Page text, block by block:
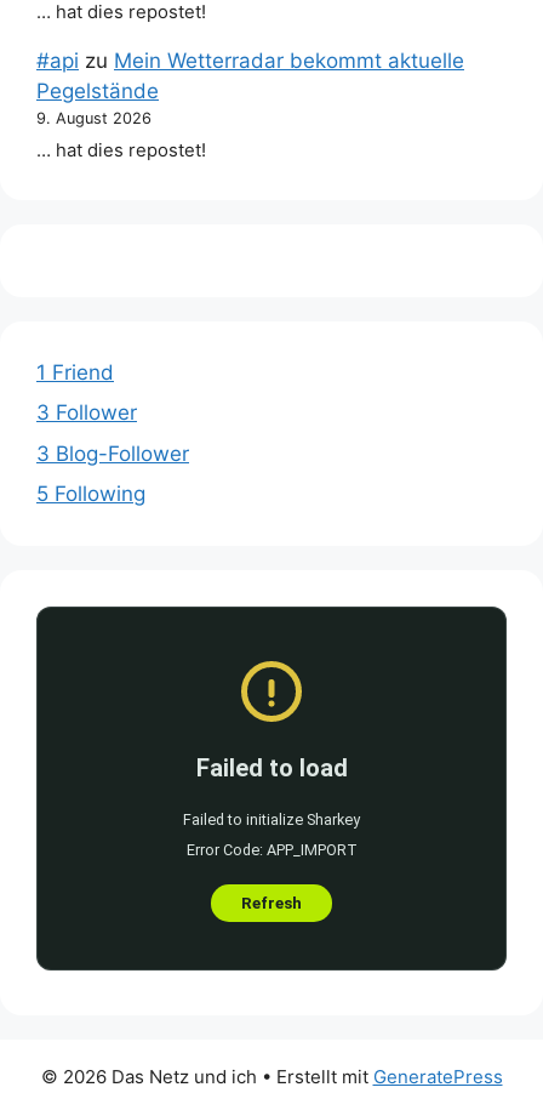
… hat dies repostet!
#api zu Mein Wetterradar bekommt aktuelle
Pegelstände
9. August 2026
… hat dies repostet!
1 Friend
3 Follower
3 Blog-Follower
5 Following
© 2026 Das Netz und ich • Erstellt mit GeneratePress